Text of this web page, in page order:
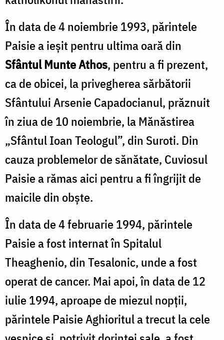
În data de 4 noiembrie 1993, părintele
Paisie a ieşit pentru ultima oară din
Sfântul Munte Athos, pentru a fi prezent,
ca de obicei, la privegherea sărbătorii
Sfântului Arsenie Capadocianul, prăznuit
în ziua de 10 noiembrie, la Mănăstirea
„Sfântul Ioan Teologul”, din Suroti. Din
cauza problemelor de sănătate, Cuviosul
Paisie a rămas aici pentru a fi îngrijit de
maicile din obşte.
În data de 4 februarie 1994, părintele
Paisie a fost internat în Spitalul
Theaghenio, din Tesalonic, unde a fost
operat de cancer. Mai apoi, în data de 12
iulie 1994, aproape de miezul nopţii,
părintele Paisie Aghioritul a trecut la cele